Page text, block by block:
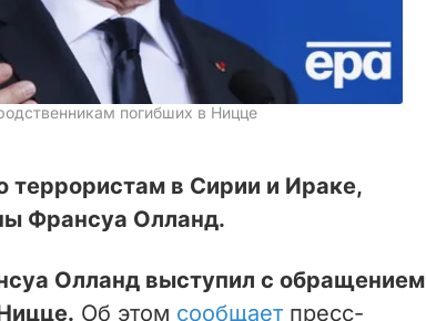
погибших в Ницце
террористам в Сирии и Ираке,
Франсуа Олланд.
Олланд выступил с обращением
Об этом сообщаетпресс-